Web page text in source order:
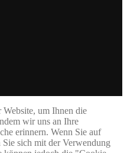
um Ihnen die
wir uns an Ihre
erinnern. Wenn Sie auf
sich mit der Verwendung